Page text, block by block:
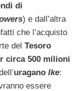
di
) e dall’altra
che l’acquisto
del Tesoro
circa 500 milioni
uragano Ike:
essere